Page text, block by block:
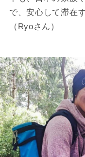
で、安心して滞在
（Ryoさん）